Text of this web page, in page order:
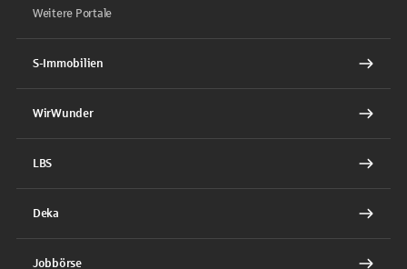
Weitere Portale
S-Immobilien
WirWunder
LBS
Deka
Jobbörse